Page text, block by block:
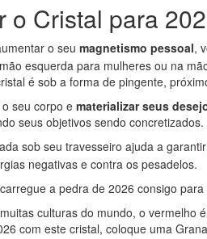
o Cristal para
o seu magnetismo pessoal,
esquerda para mulheres ou na
é sob a forma de pingente,
seu corpo e materializar seus
seus objetivos sendo concretizados.
sob seu travesseiro ajuda a garantir
negativas e contra os pesadelos.
a pedra de 2026 consigo
culturas do mundo, o vermelho
com este cristal, coloque uma